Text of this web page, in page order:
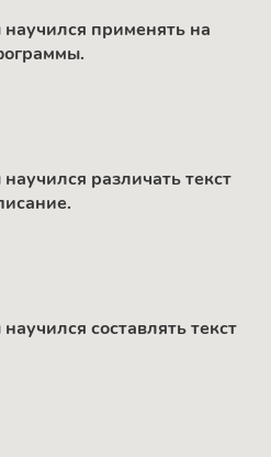
применять на
различать текст
составлять текст